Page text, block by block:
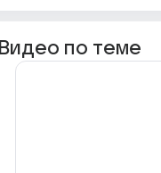
Видео по теме